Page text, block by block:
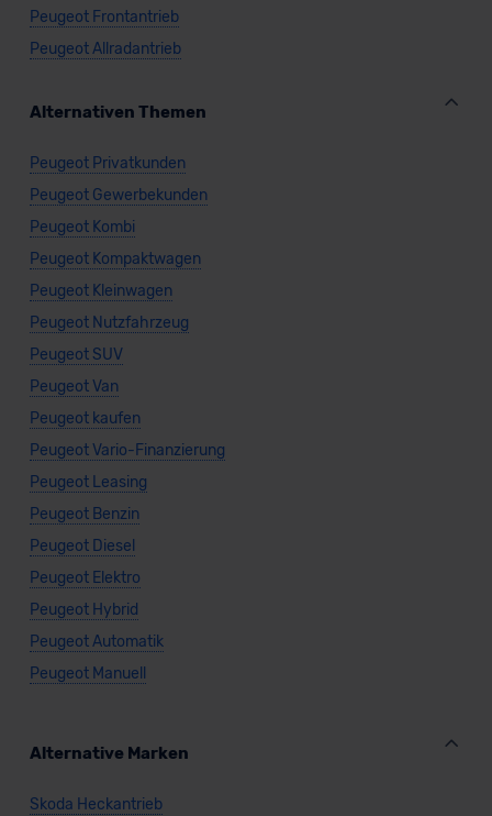
Peugeot Frontantrieb
Peugeot Allradantrieb
Alternativen Themen
Peugeot Privatkunden
Peugeot Gewerbekunden
Peugeot Kombi
Peugeot Kompaktwagen
Peugeot Kleinwagen
Peugeot Nutzfahrzeug
Peugeot SUV
Peugeot Van
Peugeot kaufen
Peugeot Vario-Finanzierung
Peugeot Leasing
Peugeot Benzin
Peugeot Diesel
Peugeot Elektro
Peugeot Hybrid
Peugeot Automatik
Peugeot Manuell
Alternative Marken
Skoda Heckantrieb